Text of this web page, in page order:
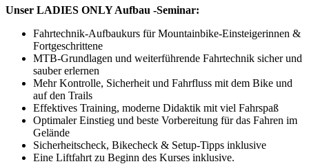
Unser LADIES ONLY Aufbau -Seminar:
Fahrtechnik-Aufbaukurs für Mountainbike-Einsteigerinnen &
Fortgeschrittene
MTB-Grundlagen und weiterführende Fahrtechnik sicher und
sauber erlernen
Mehr Kontrolle, Sicherheit und Fahrfluss mit dem Bike und
auf den Trails
Effektives Training, moderne Didaktik mit viel Fahrspaß
Optimaler Einstieg und beste Vorbereitung für das Fahren im
Gelände
Sicherheitscheck, Bikecheck & Setup-Tipps inklusive
Eine Liftfahrt zu Beginn des Kurses inklusive.